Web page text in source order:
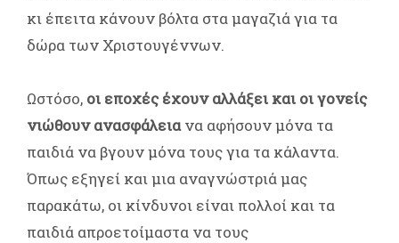
κι έπειτα κάνουν βόλτα στα μαγαζιά για τα
δώρα των Χριστουγέννων.
Ωστόσο, οι εποχές έχουν αλλάξει και οι γονείς
νιώθουν ανασφάλειανα αφήσουν μόνα τα
παιδιά να βγουν μόνα τους για τα κάλαντα.
Όπως εξηγεί και μια αναγνώστριά μας
παρακάτω, οι κίνδυνοι είναι πολλοί και τα
παιδιά απροετοίμαστα να τους